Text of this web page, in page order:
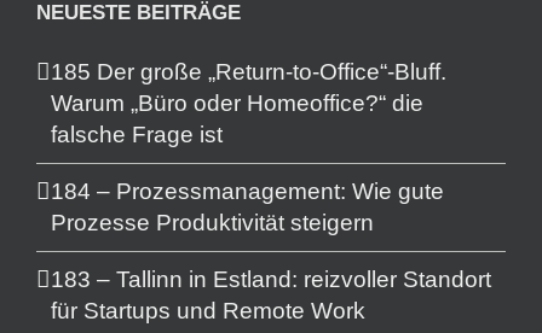
NEUESTE BEITRÄGE
185 Der große „Return-to-Office“-Bluff.
Warum „Büro oder Homeoffice?“ die
falsche Frage ist
184 – Prozessmanagement: Wie gute
Prozesse Produktivität steigern
183 – Tallinn in Estland: reizvoller Standort
für Startups und Remote Work